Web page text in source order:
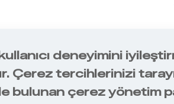
2018-2026 WBE
deneyimini
Çerez tercihlerinizi
bulunan çerez yönetim